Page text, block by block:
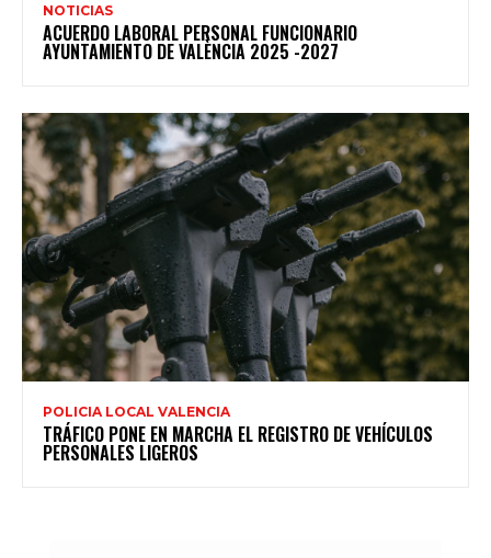
NOTICIAS
ACUERDO LABORAL PERSONAL FUNCIONARIO
AYUNTAMIENTO DE VALÈNCIA 2025 -2027
POLICIA LOCAL VALENCIA
TRÁFICO PONE EN MARCHA EL REGISTRO DE VEHÍCULOS
PERSONALES LIGEROS